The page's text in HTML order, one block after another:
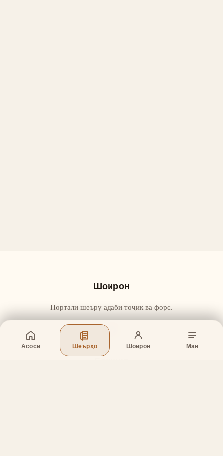
Асосӣ Шеърҳо Шоирон Ман
Шоирон
Портали шеъру адаби тоҷик ва форс.